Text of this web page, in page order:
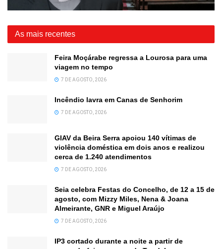
As mais recentes
Feira Moçárabe regressa a Lourosa para uma
viagem no tempo
7 DE AGOSTO, 2026
Incêndio lavra em Canas de Senhorim
7 DE AGOSTO, 2026
GIAV da Beira Serra apoiou 140 vítimas de
violência doméstica em dois anos e realizou
cerca de 1.240 atendimentos
7 DE AGOSTO, 2026
Seia celebra Festas do Concelho, de 12 a 15 de
agosto, com Mizzy Miles, Nena & Joana
Almeirante, GNR e Miguel Araújo
7 DE AGOSTO, 2026
IP3 cortado durante a noite a partir de